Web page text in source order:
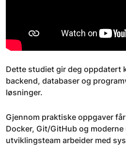
Dette studiet gir deg oppdatert
backend, databaser og
løsninger.
Gjennom praktiske oppgaver
Docker, Git/GitHub og
utviklingsteam arbeider med